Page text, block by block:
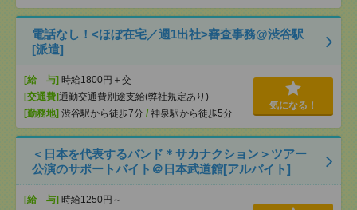
電話なし！<ほぼ在宅／週1出社>審査事務@渋谷駅
[派遣]
[給 与] 時給1800円＋交
[交通費]通勤交通費別途支給(弊社規定あり)
[勤務地] 渋谷駅から徒歩7分 / 神泉駅から徒歩5分
気になる！
＜日本を代表するバンド＊サカナクション＞ツアー
公演のサポートバイト＠日本武道館[アルバイト]
[給 与] 時給1250円～